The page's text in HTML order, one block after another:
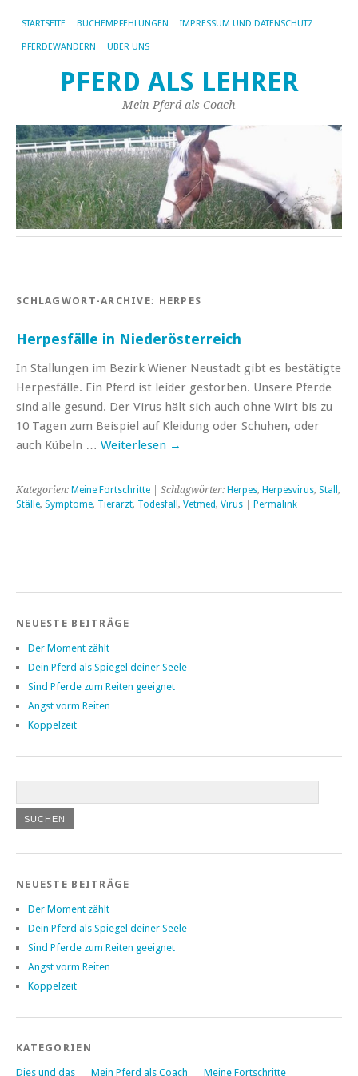
STARTSEITE BUCHEMPFEHLUNGEN IMPRESSUM UND DATENSCHUTZ
PFERDEWANDERN ÜBER UNS
PFERD ALS LEHRER
Mein Pferd als Coach
SCHLAGWORT-ARCHIVE: HERPES
Herpesfälle in Niederösterreich
In Stallungen im Bezirk Wiener Neustadt gibt es bestätigte
Herpesfälle. Ein Pferd ist leider gestorben. Unsere Pferde
sind alle gesund. Der Virus hält sich auch ohne Wirt bis zu
10 Tagen zum Beispiel auf Kleidung oder Schuhen, oder
auch Kübeln … Weiterlesen →
Kategorien: Meine Fortschritte | Schlagwörter: Herpes, Herpesvirus, Stall ,
Ställe, Symptome, Tierarzt, Todesfall , Vetmed, Virus Permalink
NEUESTE BEITRÄGE
Der Moment zählt
Dein Pferd als Spiegel deiner Seele
Sind Pferde zum Reiten geeignet
Angst vorm Reiten
Koppelzeit
NEUESTE BEITRÄGE
Der Moment zählt
Dein Pferd als Spiegel deiner Seele
Sind Pferde zum Reiten geeignet
Angst vorm Reiten
Koppelzeit
KATEGORIEN
Dies und das Mein Pferd als Coach Meine Fortschritte